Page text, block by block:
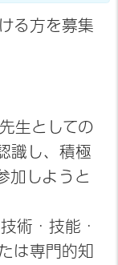
る方を募集
生としての
識し、積極
加しようと
術・技能・
は専門的知